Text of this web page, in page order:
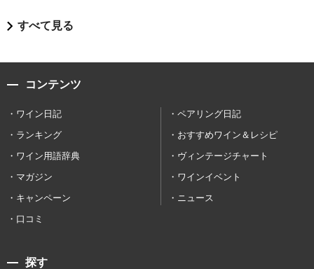
すべて見る
コンテンツ
ワイン日記
ペアリング日記
ランキング
おすすめワイン＆レシピ
ワイン用語辞典
ヴィンテージチャート
マガジン
ワインイベント
キャンペーン
ニュース
口コミ
探す